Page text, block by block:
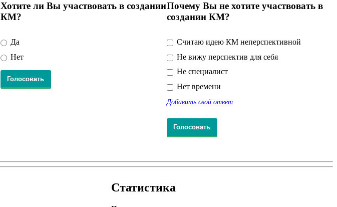
Хотите ли Вы участвовать в создании
КМ?
Да
Нет
Почему Вы не хотите участвовать в
создании КМ?
Считаю идею КМ неперспективной
Не вижу перспектив для себя
Не специалист
Нет времени
Добавить свой ответ
Статистика